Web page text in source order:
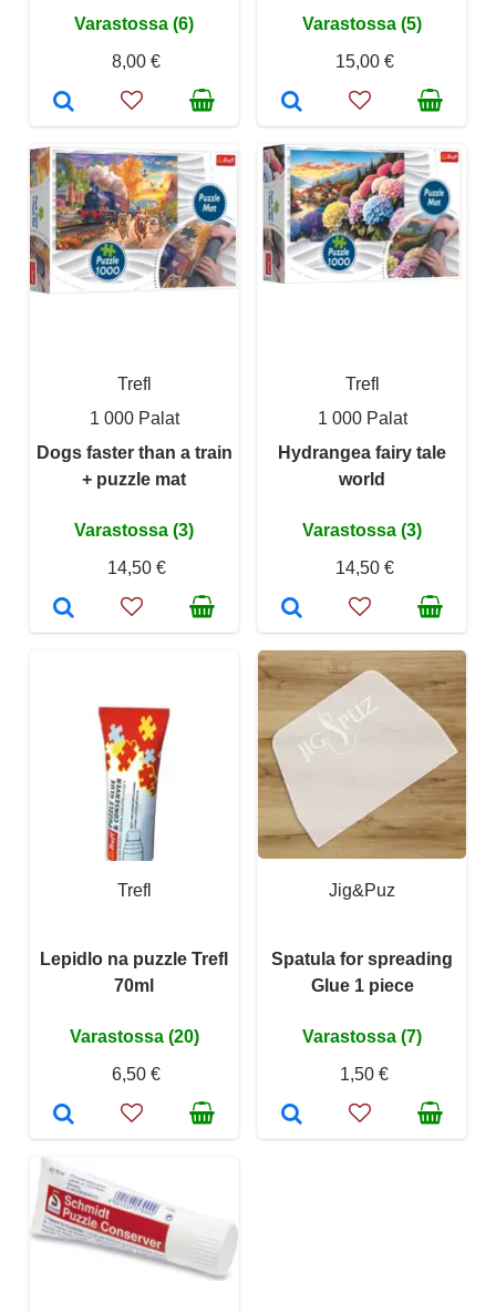
Varastossa (6)
8,00 €
Varastossa (5)
15,00 €
Trefl
1 000 Palat
Dogs faster than a train
+ puzzle mat
Varastossa (3)
14,50 €
Trefl
1 000 Palat
Hydrangea fairy tale
world
Varastossa (3)
14,50 €
Trefl
Lepidlo na puzzle Trefl
70ml
Varastossa (20)
6,50 €
Jig&Puz
Spatula for spreading
Glue 1 piece
Varastossa (7)
1,50 €